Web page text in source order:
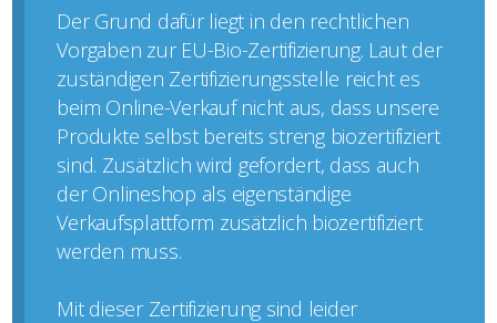
Der Grund dafür liegt in den rechtlichen
Vorgaben zur EU-Bio-Zertifizierung. Laut der
zuständigen Zertifizierungsstelle reicht es
beim Online-Verkauf nicht aus, dass unsere
Produkte selbst bereits streng biozertifiziert
sind. Zusätzlich wird gefordert, dass auch
der Onlineshop als eigenständige
Verkaufsplattform zusätzlich biozertifiziert
werden muss.
Mit dieser Zertifizierung sind leider